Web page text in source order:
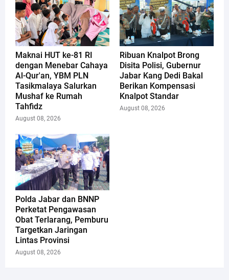
Maknai HUT ke-81 RI
dengan Menebar Cahaya
Al-Qur'an, YBM PLN
Tasikmalaya Salurkan
Mushaf ke Rumah
Tahfidz
August 08, 2026
Ribuan Knalpot Brong
Disita Polisi, Gubernur
Jabar Kang Dedi Bakal
Berikan Kompensasi
Knalpot Standar
August 08, 2026
Polda Jabar dan BNNP
Perketat Pengawasan
Obat Terlarang, Pemburu
Targetkan Jaringan
Lintas Provinsi
August 08, 2026